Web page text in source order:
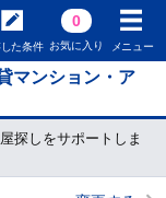
た条件
0
お気に入り メニュー
マンション・ア
探しをサポートしま